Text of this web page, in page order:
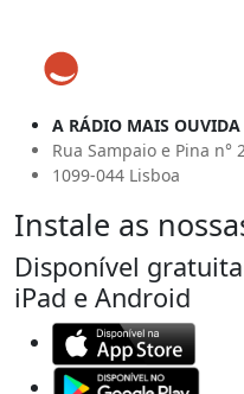
A RÁDIO MAIS OUVIDA
Rua Sampaio e Pina n°
1099-044 Lisboa
Instale as
Disponível
iPad e Android